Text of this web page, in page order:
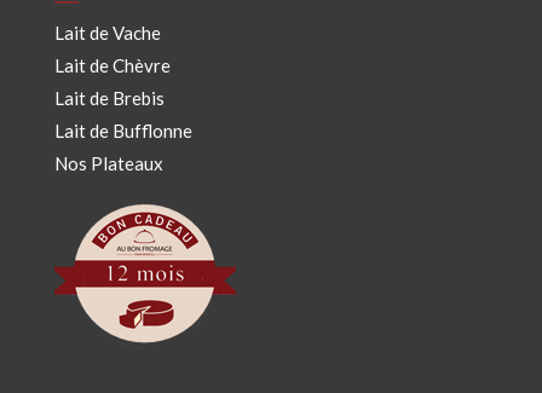
Lait de Vache
Lait de Chèvre
Lait de Brebis
Lait de Bufflonne
Nos Plateaux